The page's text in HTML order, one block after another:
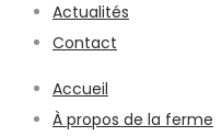
Actualités
Contact
Accueil
À propos de la ferme